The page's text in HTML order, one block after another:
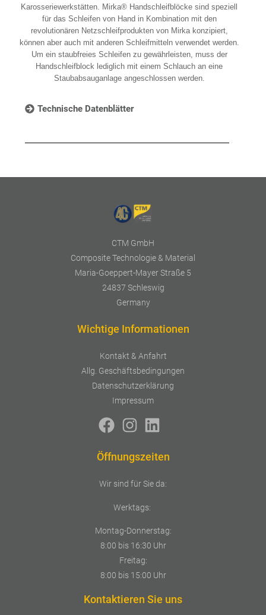
Karosseriewerkstätten. Mirka® Handschleifblöcke sind speziell
für das Schleifen von Hand in Kombination mit den
revolutionären Netzschleifprodukten von Mirka konzipiert,
können aber auch mit anderen Schleifmitteln verwendet werden.
Um ein staubfreies Schleifen zu gewährleisten, muss der
Handschleifblock lediglich mit einem Schlauch an eine
Staubabsauganlage angeschlossen werden.
Technische Datenblätter
CTM GmbH
Composite Technologie & Material
Maria-Goeppert-Mayer Straße 5
24837 Schleswig
Germany
Wichtige Informationen
Kontakt & Anfahrt
Allg. Geschäftsbedingungen
Datenschutzerklärung
Impressum
Öffnungszeiten
Wir sind für Sie da:
Werktags:
Montag-Donnerstag:
8:00 bis 16:30 Uhr
Freitag:
8:00 bis 15:00 Uhr
Kontaktieren Sie uns